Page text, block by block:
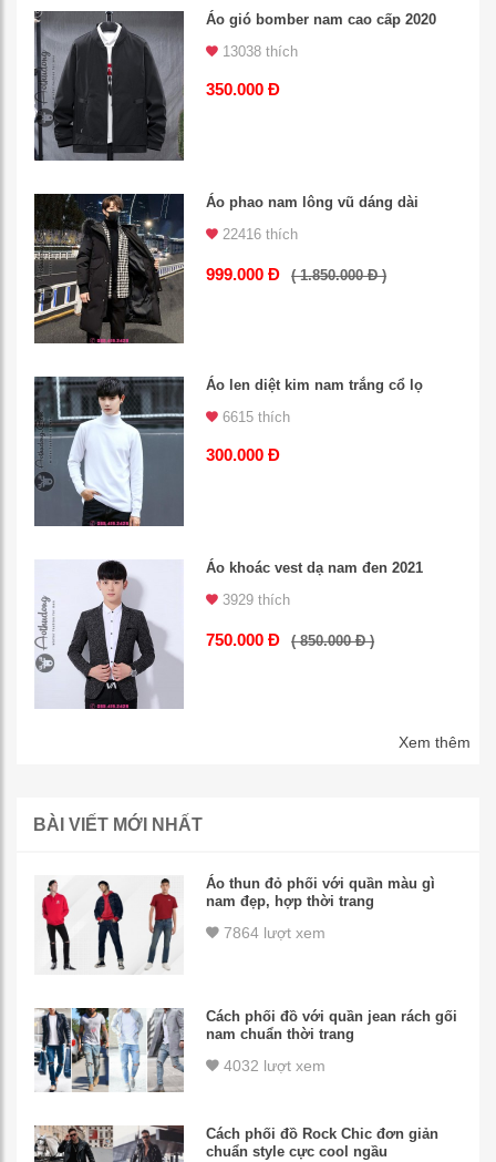
Áo gió bomber nam cao cấp 2020
13038 thích
350.000 Đ
Áo phao nam lông vũ dáng dài
22416 thích
999.000 Đ ( 1.850.000 Đ )
Áo len diệt kim nam trắng cổ lọ
6615 thích
300.000 Đ
Áo khoác vest dạ nam đen 2021
3929 thích
750.000 Đ ( 850.000 Đ )
Xem thêm
BÀI VIẾT MỚI NHẤT
Áo thun đỏ phối với quần màu gì
nam đẹp, hợp thời trang
7864 lượt xem
Cách phối đồ với quần jean rách gối
nam chuẩn thời trang
4032 lượt xem
Cách phối đồ Rock Chic đơn giản
chuẩn style cực cool ngầu